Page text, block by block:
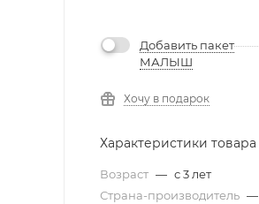
Добавить пакет
МАЛЫШ
Хочу в подарок
Характеристики товара
Возраст — с 3 лет
Страна-производитель —